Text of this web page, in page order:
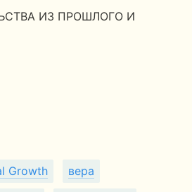
ИЗ ПРОШЛОГО И
Growth вера